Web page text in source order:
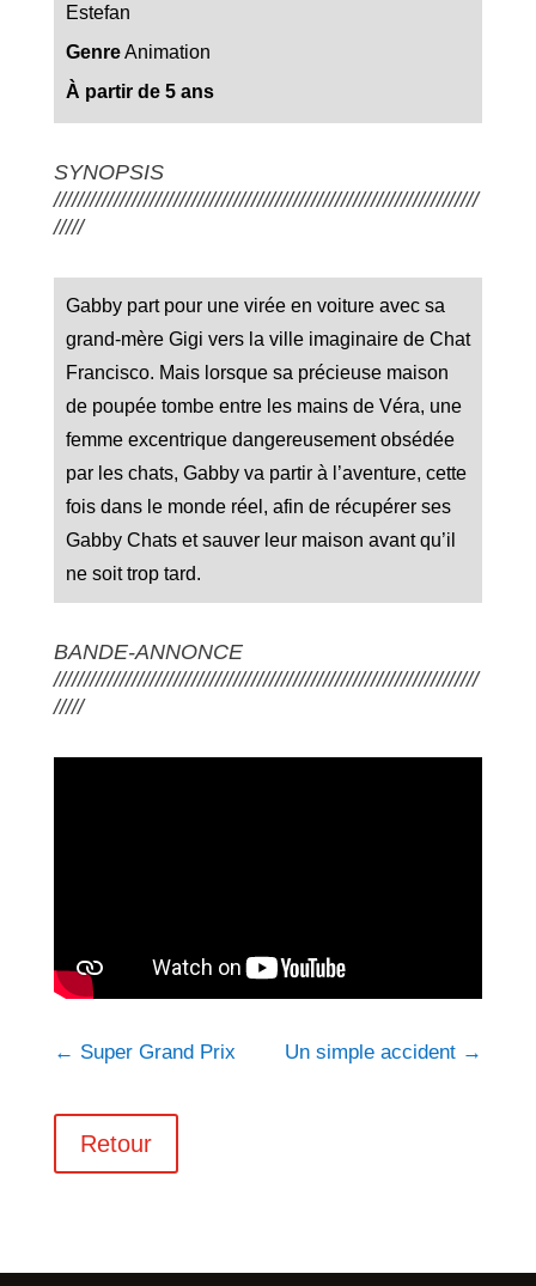
Estefan
GenreAnimation
À partir de 5 ans
SYNOPSIS
///////////////////////////////////////////////////////////////////////
/////
Gabby part pour une virée en voiture avec sa
grand-mère Gigi vers la ville imaginaire de Chat
Francisco. Mais lorsque sa précieuse maison
de poupée tombe entre les mains de Véra, une
femme excentrique dangereusement obsédée
par les chats, Gabby va partir à l’aventure, cette
fois dans le monde réel, afin de récupérer ses
Gabby Chats et sauver leur maison avant qu’il
ne soit trop tard.
BANDE-ANNONCE
///////////////////////////////////////////////////////////////////////
/////
← Super Grand Prix Un simple accident →
Retour